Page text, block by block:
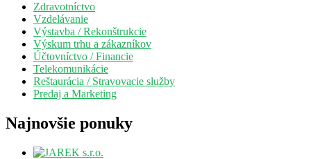
Zdravotníctvo
Vzdelávanie
Výstavba / Rekonštrukcie
Výskum trhu a zákazníkov
Účtovníctvo / Financie
Telekomunikácie
Reštaurácia / Stravovacie služby
Predaj a Marketing
Najnovšie ponuky